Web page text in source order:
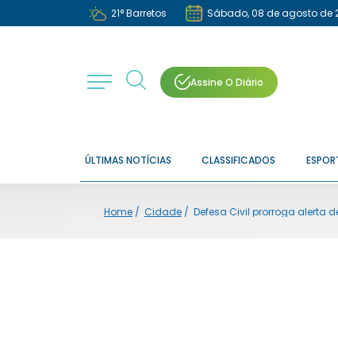
21°Barretos Sábado, 08 de agosto de
Assine O Diário
ÚLTIMAS NOTÍCIAS CLASSIFICADOS
Home/ Cidade/ Defesa Civil prorroga alerta